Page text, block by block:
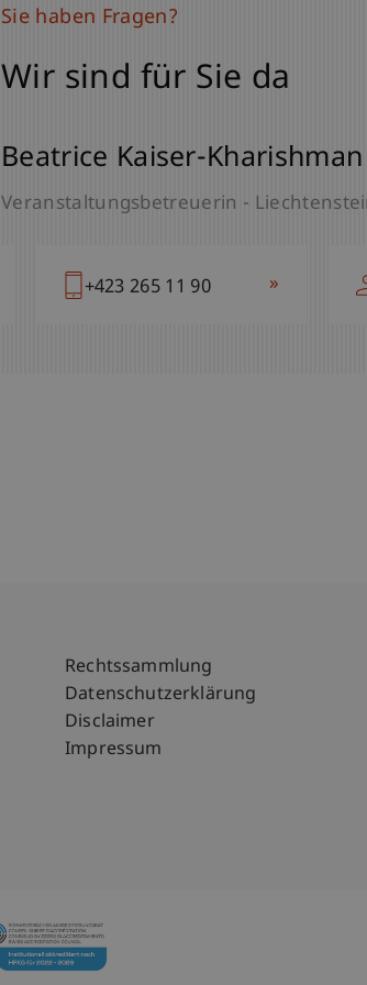
Sie haben Fragen?
Wir sind für Sie da
Beatrice Kaiser-Kharishman
Veranstaltungsbetreuerin -
+423 265 11 90 »
Fußzeile
Rechtssammlung
Datenschutzerklärung
Disclaimer
Impressum